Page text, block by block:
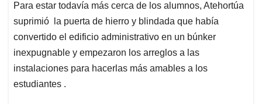
Para estar todavía más cerca de los alumnos, Atehortúa
suprimió la puerta de hierro y blindada que había
convertido el edificio administrativo en un búnker
inexpugnable y empezaron los arreglos a las
instalaciones para hacerlas más amables a los
estudiantes .